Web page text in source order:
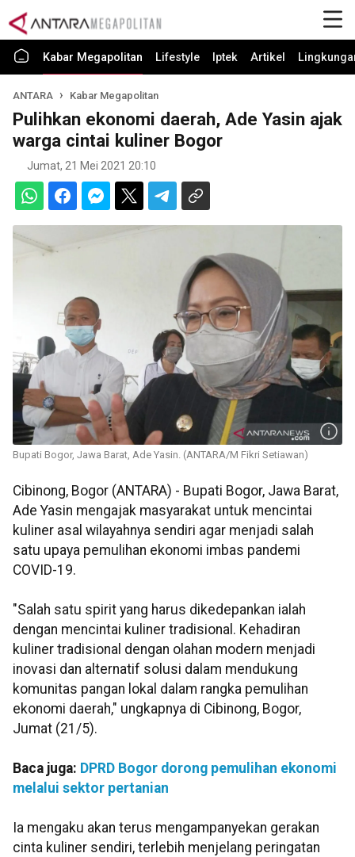
Kabar Megapolitan Lifestyle Iptek Artikel
ANTARA Kabar Megapolitan
Pulihkan ekonomi daerah, Ade Yasin ajak
warga cintai kuliner Bogor
Jumat, 21 Mei 2021 20:10
Bupati Bogor, Jawa Barat, Ade Yasin. (ANTARA/M Fikri Setiawan)
Cibinong, Bogor (ANTARA) - Bupati Bogor, Jawa Barat,
Ade Yasin mengajak masyarakat untuk mencintai
kuliner asal wilayahnya sendiri agar menjadi salah
satu upaya pemulihan ekonomi imbas pandemi
COVID-19.
"Salah satu spirit yang harus dikedepankan ialah
dengan mencintai kuliner tradisional. Kehadiran
kuliner tradisional dengan olahan modern menjadi
inovasi dan alternatif solusi dalam mendukung
komunitas pangan lokal dalam rangka pemulihan
ekonomi daerah," ungkapnya di Cibinong, Bogor,
Jumat (21/5).
Baca juga: DPRD Bogor dorong pemulihan ekonomi
melalui sektor pertanian
Ia mengaku akan terus mengampanyekan gerakan
cinta kuliner sendiri, terlebih menjelang peringatan